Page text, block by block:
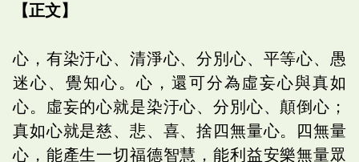
【正文】
心，有染汙心、清淨心、分別心、平等心、愚
迷心、覺知心。心，還可分為虛妄心與真如
心。虛妄的心就是染汙心、分別心、顛倒心；
真如心就是慈、悲、喜、捨四無量心。四無量
心，能產生一切福德智慧，能利益安樂無量眾